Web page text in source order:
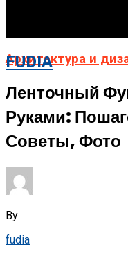
FUDIA
Архитектура и
Ленточный
Руками:
Советы, Фото
By
fudia